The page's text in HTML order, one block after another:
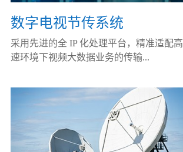
数字电视节传系统
采用先进的全 IP 化处理平台，精准适配高
速环境下视频大数据业务的传输...